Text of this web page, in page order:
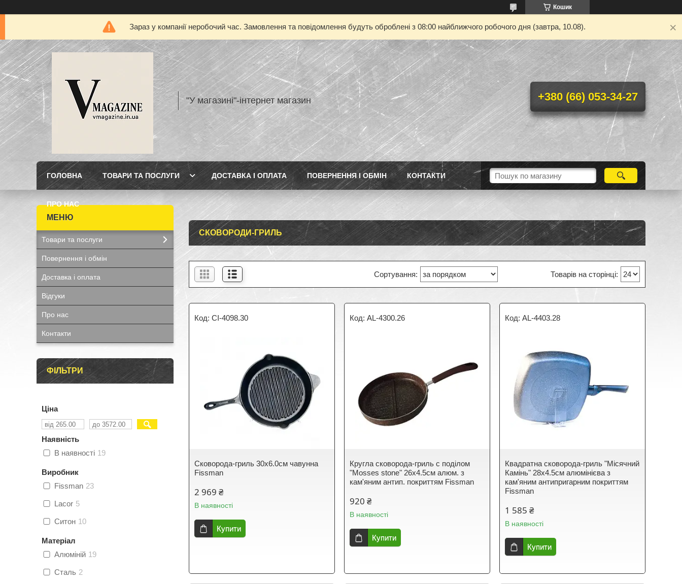
Кошик
Зараз у компанії неробочий час. Замовлення та повідомлення будуть оброблені з 08:00 найближчого робочого дня (завтра, 10.08).
"У магазині"-інтернет магазин +380 (66) 053-34-27
ГОЛОВНА ТОВАРИ ТА ПОСЛУГИ ДОСТАВКА І ОПЛАТА ПОВЕРНЕННЯ І ОБМІН КОНТАКТИ
ПРО НАС
СКОВОРОДИ-ГРИЛЬ
CI-4098.30
Сковорода-гриль 30х6.0см чавунна
Fissman
2 969 ₴
В наявності
Купити
AL-4300.26
Кругла сковорода-гриль c поділом
"Mosses stone" 26х4.5см алюм. з
кам'яним антип. покриттям Fissman
920 ₴
В наявності
Купити
AL-4403.28
Квадратна сковорода-гриль "Місячний
Камінь" 28х4.5см алюмінієва з
кам'яним антипригарним покриттям
Fissman
1 585 ₴
В наявності
Купити
Товари та послуги
Повернення і обмін
Доставка і оплата
Відгуки
Про нас
Контакти
ФІЛЬТРИ
Ціна
Наявність
В наявності 19
Виробник
Fissman 23
Lacor 5
Ситон 10
Матеріал
Алюміній 19
Сталь 2